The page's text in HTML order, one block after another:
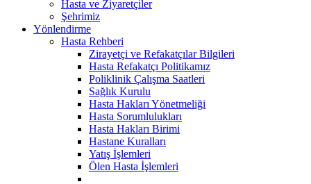
Hasta ve Ziyaretçiler
Şehrimiz
Yönlendirme
Hasta Rehberi
Zirayetçi ve Refakatçılar Bilgileri
Hasta Refakatçı Politikamız
Poliklinik Çalışma Saatleri
Sağlık Kurulu
Hasta Hakları Yönetmeliği
Hasta Sorumlulukları
Hasta Hakları Birimi
Hastane Kuralları
Yatış İşlemleri
Ölen Hasta İşlemleri